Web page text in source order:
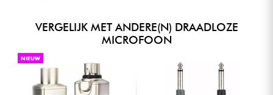
VERGELIJK MET ANDERE(N) DRAADLOZE
MICROFOON
NIEUW